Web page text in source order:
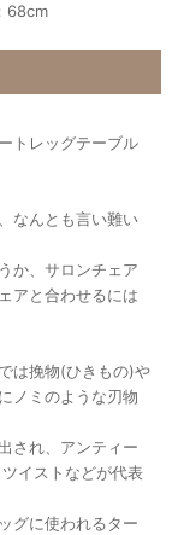
68cm
トレッグテーブル
なんとも言い難い
か、サロンチェア
アと合わせるには
は挽物(ひきもの)や
ノミのような刃物
され、アンティー
イストなどが代表
グに使われるター